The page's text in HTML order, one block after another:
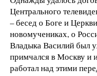
Центрального
– бесед о Боге и
новомучениках, о
Владыка Василий был
примчался в Москву и
работал над этими